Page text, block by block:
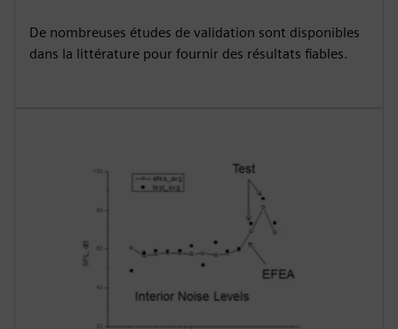
De nombreuses études de validation sont disponibles
dans la littérature pour fournir des résultats fiables.